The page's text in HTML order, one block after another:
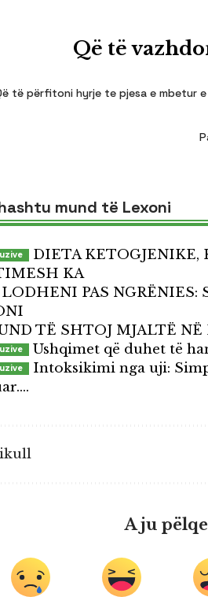
Që të
të përfitoni hyrje te pjesa e mbetur
mund të Lexoni
DIETA KETOGJENIKE,
KA
LODHENI PAS
TË SHTOJ MJALTË
Ushqimet që duhet të
Intoksikimi nga uji:
A ju